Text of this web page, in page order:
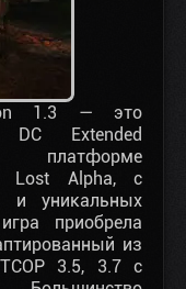
1.3 — это
Extended
Lost Alpha, с
и уникальных
приобрела
из
3.5, 3.7 с